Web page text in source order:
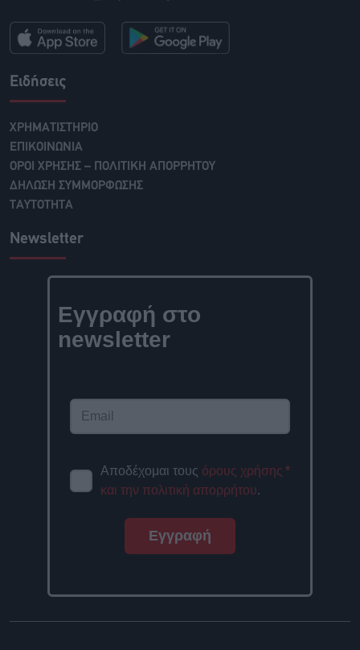
Ειδήσεις
ΧΡΗΜΑΤΙΣΤΗΡΙΟ
ΕΠΙΚΟΙΝΩΝΙΑ
ΟΡΟΙ ΧΡΗΣΗΣ – ΠΟΛΙΤΙΚΗ ΑΠΟΡΡΗΤΟΥ
ΔΗΛΩΣΗ ΣΥΜΜΟΡΦΩΣΗΣ
ΤΑΥΤΟΤΗΤΑ
Newsletter
Εγγραφή στο
newsletter
Αποδέχομαι τους όρους χρήσης
και την πολιτική απορρήτου.
*
Εγγραφή